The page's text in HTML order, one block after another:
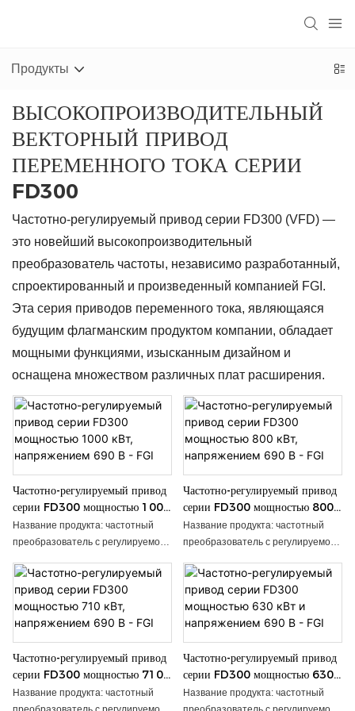
Продукты
ВЫСОКОПРОИЗВОДИТЕЛЬНЫЙ
ВЕКТОРНЫЙ ПРИВОД
ПЕРЕМЕННОГО ТОКА СЕРИИ
FD300
Частотно-регулируемый привод серии FD300 (VFD) —
это новейший высокопроизводительный
преобразователь частоты, независимо разработанный,
спроектированный и произведенный компанией FGI.
Эта серия приводов переменного тока, являющаяся
будущим флагманским продуктом компании, обладает
мощными функциями, изысканным дизайном и
оснащена множеством различных плат расширения.
Частотно-регулируемый привод
серии FD300 мощностью 1000
кВт, напряжением 690 В - FGI
Название продукта: частотный
преобразователь с регулируемой
это новейший
высокопроизводительный
частотный преобразователь,
разработанный,
спроектированный и
произведенный компанией FGI.
Являясь будущим флагманским
продуктом компании, эта серия
преобразователей переменного
Частотно-регулируемый привод
серии FD300 мощностью 800
кВт, напряжением 690 В - FGI
Название продукта: частотный
преобразователь с регулируемой
это новейший
высокопроизводительный
частотный преобразователь,
разработанный,
спроектированный и
произведенный компанией FGI.
Являясь будущим флагманским
продуктом компании, эта серия
преобразователей переменного
Частотно-регулируемый привод
серии FD300 мощностью 710
кВт, напряжением 690 В - FGI
Название продукта: частотный
Частотно-регулируемый привод
серии FD300 мощностью 630
кВт и напряжением 690 В - FGI
Название продукта: частотный